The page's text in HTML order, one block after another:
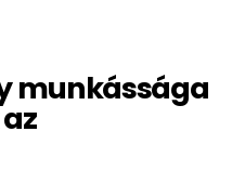
munkássága